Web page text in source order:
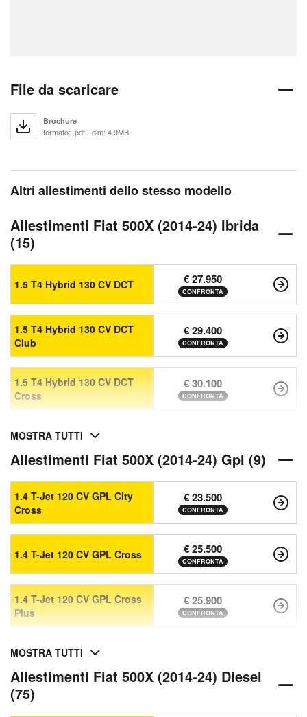
File da scaricare
Brochure
formato: .pdf - dim: 4.9MB
Altri allestimenti dello stesso modello
Allestimenti Fiat 500X (2014-24) Ibrida
(15)
1.5 T4 Hybrid 130 CV DCT € 27.950
CONFRONTA
1.5 T4 Hybrid 130 CV DCT
Club
€ 29.400
CONFRONTA
1.5 T4 Hybrid 130 CV DCT
Cross
€ 30.100
CONFRONTA
MOSTRA TUTTI
Allestimenti Fiat 500X (2014-24) Gpl (9)
1.4 T-Jet 120 CV GPL City
Cross
€ 23.500
CONFRONTA
1.4 T-Jet 120 CV GPL Cross € 25.500
CONFRONTA
1.4 T-Jet 120 CV GPL Cross
Plus
€ 25.900
CONFRONTA
MOSTRA TUTTI
Allestimenti Fiat 500X (2014-24) Diesel
(75)